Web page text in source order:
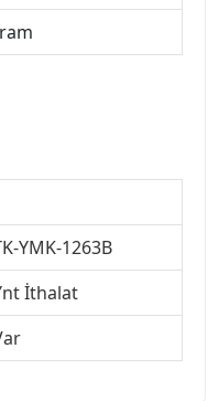
YMK-1263B
İthalat